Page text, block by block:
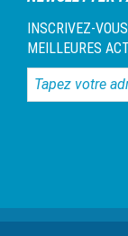
INSCRIVEZ-
MEILLEURES
Tapez
votre